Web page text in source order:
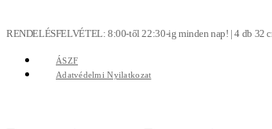
RENDELÉSFELVÉTEL: 8:00-től 22:30-ig minden nap! | 4 db 32
ÁSZF
Adatvédelmi Nyilatkozat